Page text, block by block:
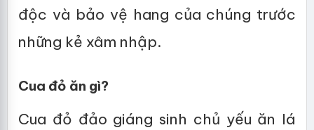
độc và bảo vệ hang của chúng trước
những kẻ xâm nhập.
Cua đỏ ăn gì?
Cua đỏ đảo giáng sinh chủ yếu ăn lá